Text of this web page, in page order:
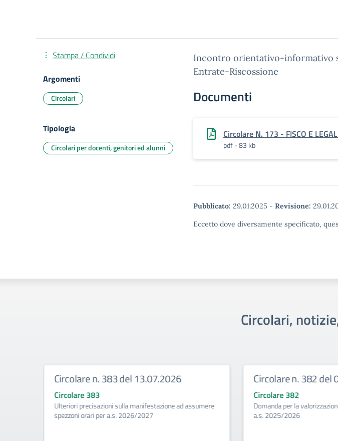
Incontro orientativo-informativo
Entrate-Riscossione
Documenti
Circolare N. 173 - FISCO E
pdf - 83 kb
Pubblicato: 29.01.2025 - Revisione:
Eccetto dove diversamente specificato,
Stampa / Condividi
Argomenti
Circolari
Tipologia
Circolari per docenti, genitori ed alunni
Circolari,
Circolare n. 383 del 13.07.2026
Circolare 383
Ulteriori precisazioni sulla manifestazione ad assumere
spezzoni orari per a.s. 2026/2027
Circolare n. 382 del
Circolare 382
Domanda per la
a.s. 2025/2026